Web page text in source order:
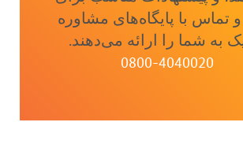
تماس با پایگاه‌های مشاوره
به شما را ارائه می‌دهند.
0800-4040020